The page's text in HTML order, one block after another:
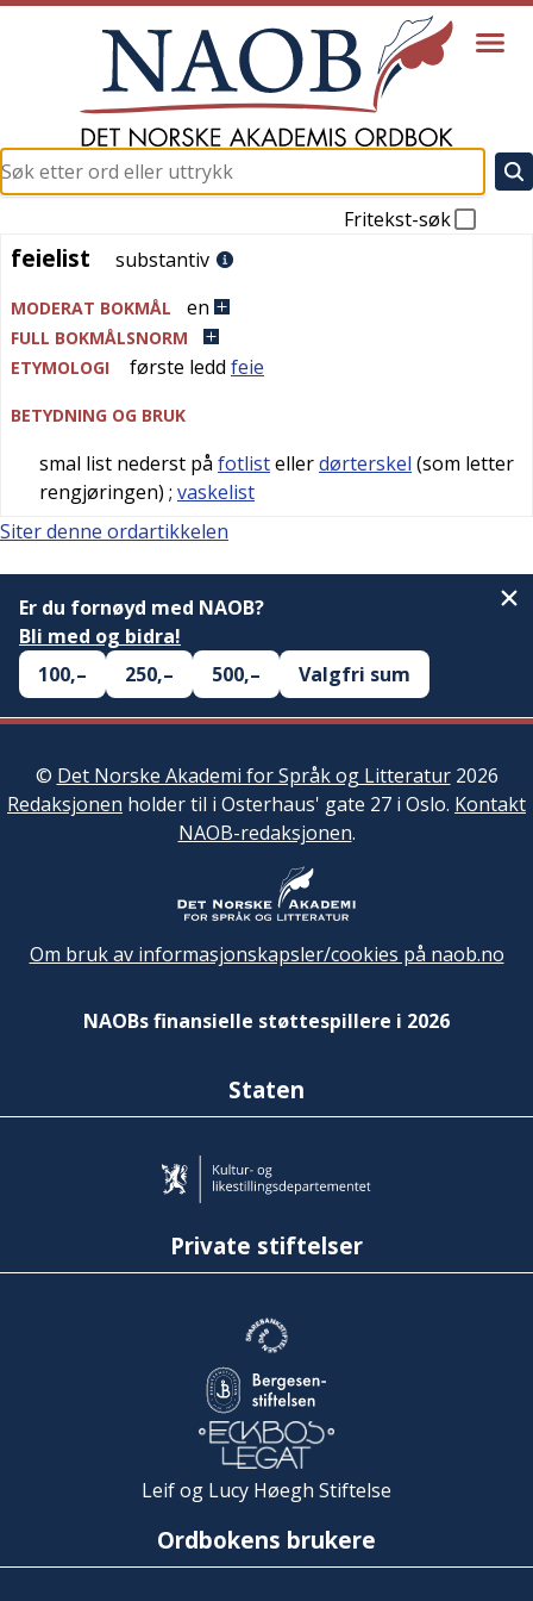
Fritekst-søk
feielist
feielist substantiv
MODERAT BOKMÅL en
FULL BOKMÅLSNORM
ETYMOLOGI
første ledd feie
BETYDNING OG BRUK
smal list nederst på fotlistellerdørterskel (som letter
rengjøringen) ; vaskelist
Siter denne ordartikkelen
Er du fornøyd med NAOB?
Bli med og bidra!
100,–
250,– 500,– Valgfri sum
© Det Norske Akademi for Språk og Litteratur2026
Redaksjonen holder til i Osterhaus' gate 27 i Oslo. Kontakt
NAOB-redaksjonen.
Om bruk av informasjonskapsler/cookies på naob.no
NAOBs finansielle støttespillere i 2026
Staten
Private stiftelser
Leif og Lucy Høegh Stiftelse
Ordbokens brukere